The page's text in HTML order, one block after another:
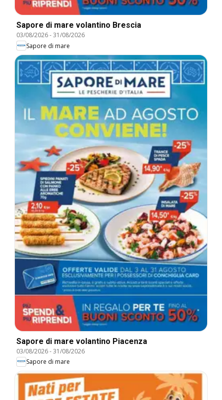
Sapore di mare volantino Brescia
03/08/2026-31/08/2026
Sapore di mare
Sapore di mare volantino Piacenza
03/08/2026-31/08/2026
Sapore di mare